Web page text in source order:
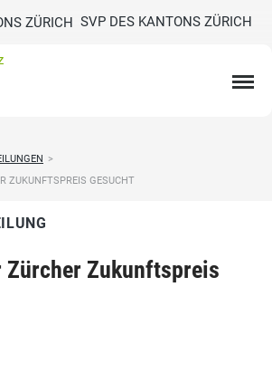
SVP DES KANTONS ZÜRICH
>
ZUKUNFTSPREIS GESUCHT
Zürcher Zukunftspreis